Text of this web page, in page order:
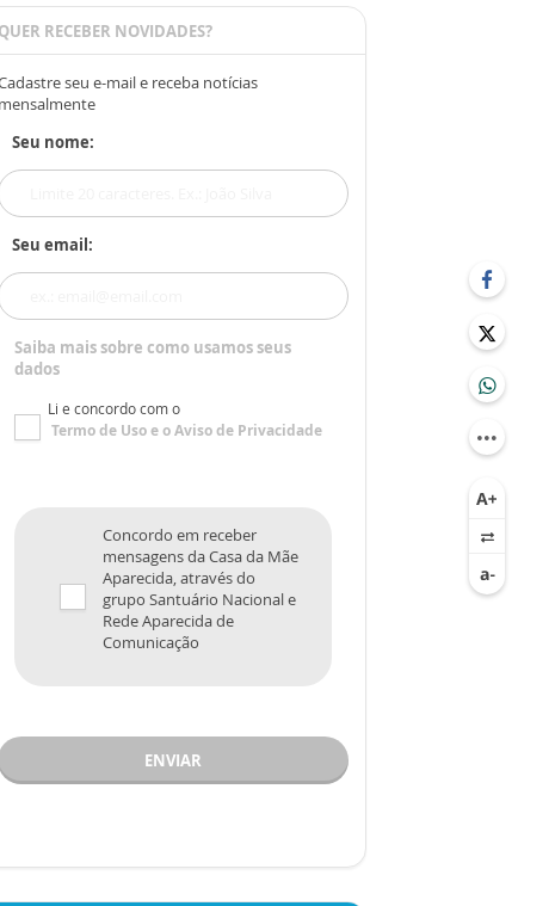
QUER RECEBER NOVIDADES?
seu e-mail e receba notícias
mensalmente
Seu nome:
Seu email:
Saiba mais sobre como usamos seus
dados
Li e concordo com o
Termo de Usoe oAviso de Privacidade
Concordo em receber
mensagens da Casa da Mãe
Aparecida, através do
grupo Santuário Nacional e
Rede Aparecida de
Comunicação
ENVIAR